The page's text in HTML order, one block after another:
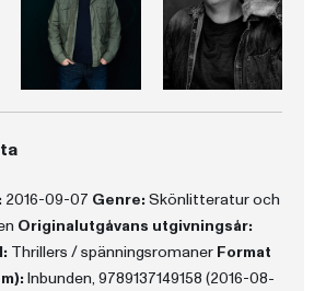
2016-09-07 Genre: Skönlitteratur och
Originalutgåvans utgivningsår:
Thrillers / spänningsromaner Format
Inbunden, 9789137149158 (2016-08-